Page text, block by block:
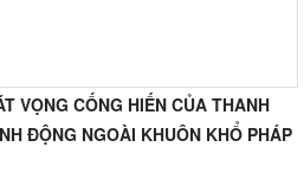
VỌNG CỐNG HIẾN CỦA THANH
ĐỘNG NGOÀI KHUÔN KHỔ PHÁP